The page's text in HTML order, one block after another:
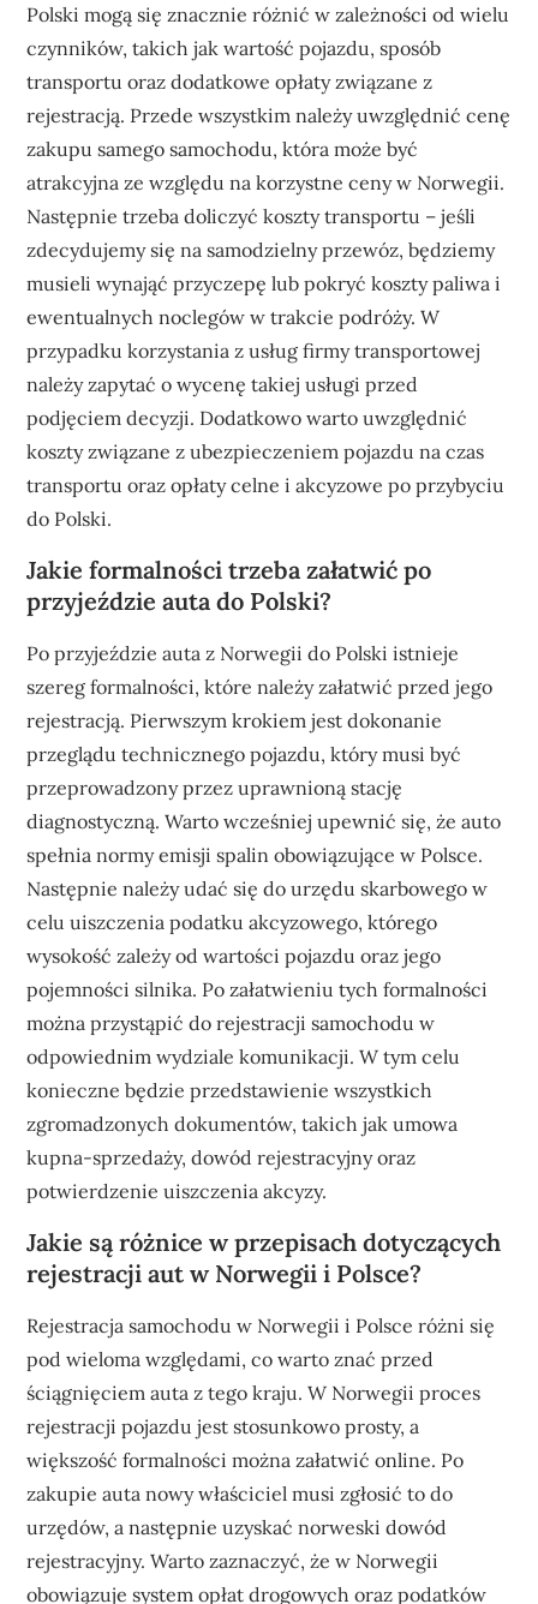
Polski mogą się znacznie różnić w zależności od wielu
czynników, takich jak wartość pojazdu, sposób
transportu oraz dodatkowe opłaty związane z
rejestracją. Przede wszystkim należy uwzględnić cenę
zakupu samego samochodu, która może być
atrakcyjna ze względu na korzystne ceny w Norwegii.
Następnie trzeba doliczyć koszty transportu – jeśli
zdecydujemy się na samodzielny przewóz, będziemy
musieli wynająć przyczepę lub pokryć koszty paliwa i
ewentualnych noclegów w trakcie podróży. W
przypadku korzystania z usług firmy transportowej
należy zapytać o wycenę takiej usługi przed
podjęciem decyzji. Dodatkowo warto uwzględnić
koszty związane z ubezpieczeniem pojazdu na czas
transportu oraz opłaty celne i akcyzowe po przybyciu
do Polski.
Jakie formalności trzeba załatwić po
przyjeździe auta do Polski?
Po przyjeździe auta z Norwegii do Polski istnieje
szereg formalności, które należy załatwić przed jego
rejestracją. Pierwszym krokiem jest dokonanie
przeglądu technicznego pojazdu, który musi być
przeprowadzony przez uprawnioną stację
diagnostyczną. Warto wcześniej upewnić się, że auto
spełnia normy emisji spalin obowiązujące w Polsce.
Następnie należy udać się do urzędu skarbowego w
celu uiszczenia podatku akcyzowego, którego
wysokość zależy od wartości pojazdu oraz jego
pojemności silnika. Po załatwieniu tych formalności
można przystąpić do rejestracji samochodu w
odpowiednim wydziale komunikacji. W tym celu
konieczne będzie przedstawienie wszystkich
zgromadzonych dokumentów, takich jak umowa
kupna-sprzedaży, dowód rejestracyjny oraz
potwierdzenie uiszczenia akcyzy.
Jakie są różnice w przepisach dotyczących
rejestracji aut w Norwegii i Polsce?
Rejestracja samochodu w Norwegii i Polsce różni się
pod wieloma względami, co warto znać przed
ściągnięciem auta z tego kraju. W Norwegii proces
rejestracji pojazdu jest stosunkowo prosty, a
większość formalności można załatwić online. Po
zakupie auta nowy właściciel musi zgłosić to do
urzędów, a następnie uzyskać norweski dowód
rejestracyjny. Warto zaznaczyć, że w Norwegii
obowiązuje system opłat drogowych oraz podatków